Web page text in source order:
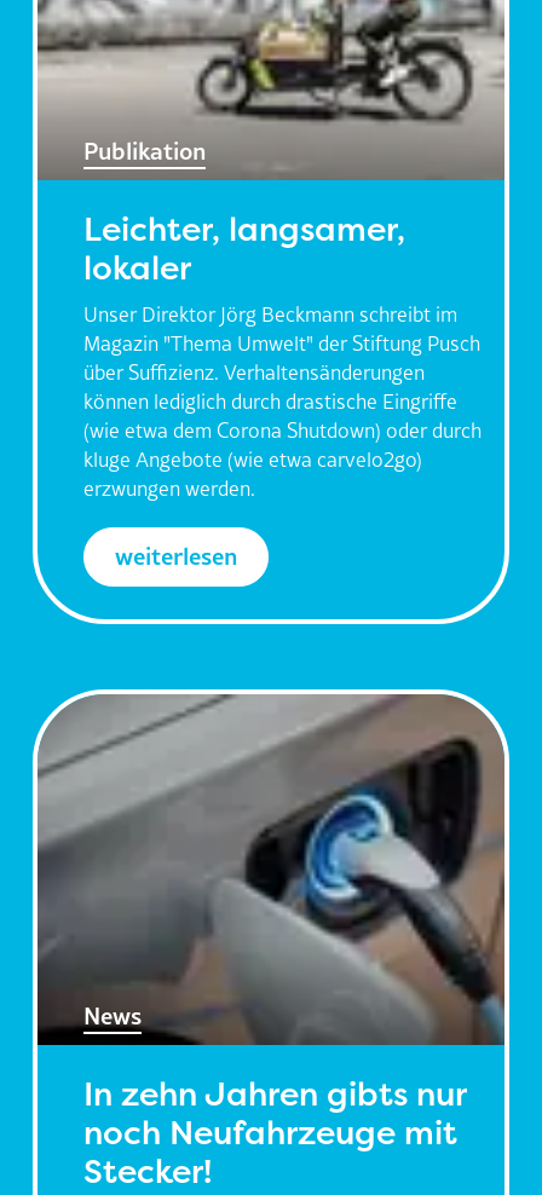
Publikation
Leichter, langsamer,
lokaler
Unser Direktor Jörg Beckmann schreibt im
Magazin "Thema Umwelt" der Stiftung Pusch
über Suffizienz. Verhaltensänderungen
können lediglich durch drastische Eingriffe
(wie etwa dem Corona Shutdown) oder durch
kluge Angebote (wie etwa carvelo2go)
erzwungen werden.
weiterlesen
News
In zehn Jahren gibts nur
noch Neufahrzeuge mit
Stecker!